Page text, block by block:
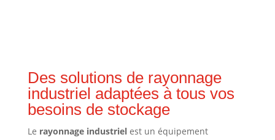
Des solutions de rayonnage
industriel adaptées à tous vos
besoins de stockage
Le rayonnage industrielest un équipement